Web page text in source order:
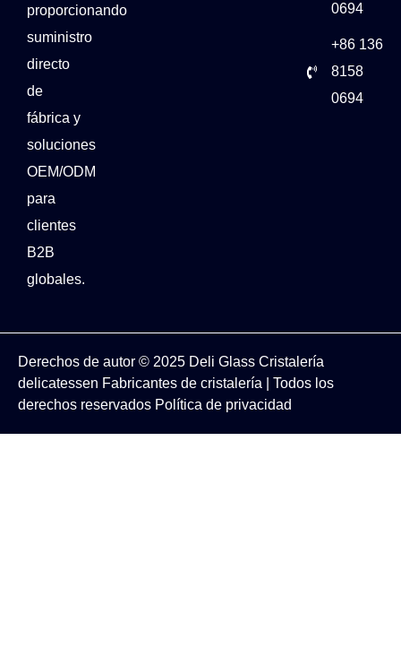
proporcionando
suministro
directo
de
fábrica y
soluciones
OEM/ODM
para
clientes
B2B
globales.
0694
+86 136
8158
0694
Derechos de autor © 2025 Deli Glass Cristalería
delicatessen Fabricantes de cristalería
| Todos los
derechos reservados Política de privacidad